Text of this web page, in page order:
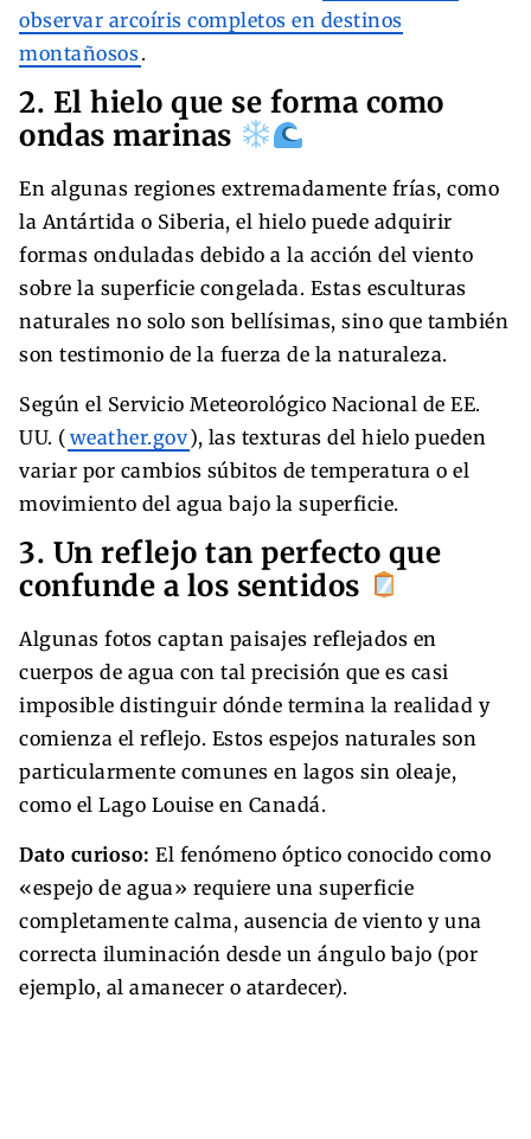
observar arcoíris completos en destinos
montañosos.
2. El hielo que se forma como
ondas marinas
En algunas regiones extremadamente frías, como
la Antártida o Siberia, el hielo puede adquirir
formas onduladas debido a la acción del viento
sobre la superficie congelada. Estas esculturas
naturales no solo son bellísimas, sino que también
son testimonio de la fuerza de la naturaleza.
Según el Servicio Meteorológico Nacional de EE.
UU. ( weather.gov), las texturas del hielo pueden
variar por cambios súbitos de temperatura o el
movimiento del agua bajo la superficie.
3. Un reflejo tan perfecto que
confunde a los sentidos
Algunas fotos captan paisajes reflejados en
cuerpos de agua con tal precisión que es casi
imposible distinguir dónde termina la realidad y
comienza el reflejo. Estos espejos naturales son
particularmente comunes en lagos sin oleaje,
como el Lago Louise en Canadá.
Dato curioso: El fenómeno óptico conocido como
«espejo de agua» requiere una superficie
completamente calma, ausencia de viento y una
correcta iluminación desde un ángulo bajo (por
ejemplo, al amanecer o atardecer).